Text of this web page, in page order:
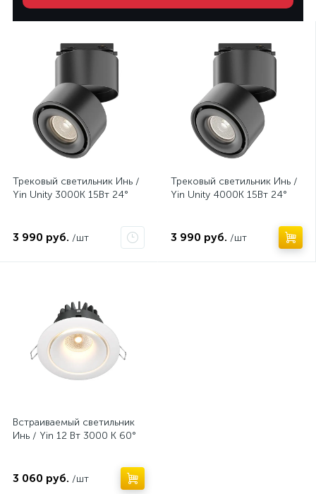
Трековый светильник Инь /
Yin Unity 3000K 15Вт 24°
3 990 руб. /шт
Трековый светильник Инь /
Yin Unity 4000K 15Вт 24°
3 990 руб. /шт
Встраиваемый светильник
Инь / Yin 12 Вт 3000 К 60°
3 060 руб. /шт